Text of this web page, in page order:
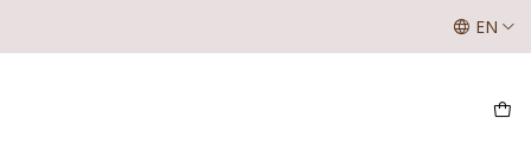
SE LES INFORMA A NUESTROS CLIENTES QUE LOSEN